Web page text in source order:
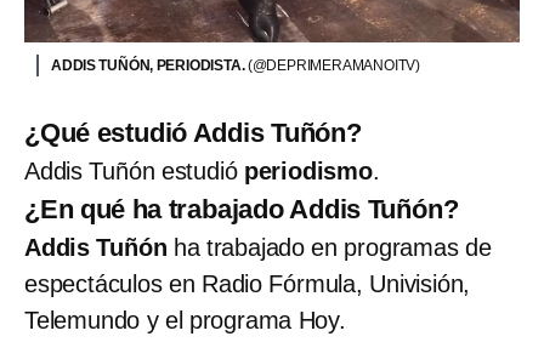
ADDIS TUÑÓN, PERIODISTA.(@DEPRIMERAMANOITV)
¿Qué estudió Addis Tuñón?
Addis Tuñón estudió periodismo.
¿En qué ha trabajado Addis Tuñón?
Addis Tuñón ha trabajado en programas de
espectáculos en Radio Fórmula, Univisión,
Telemundo y el programa Hoy.